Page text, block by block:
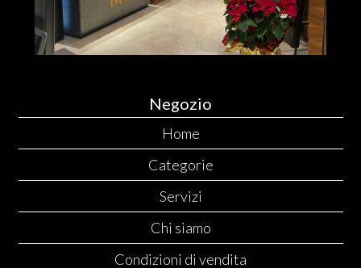
Negozio
Home
Categorie
Servizi
Chi siamo
Condizioni di vendita